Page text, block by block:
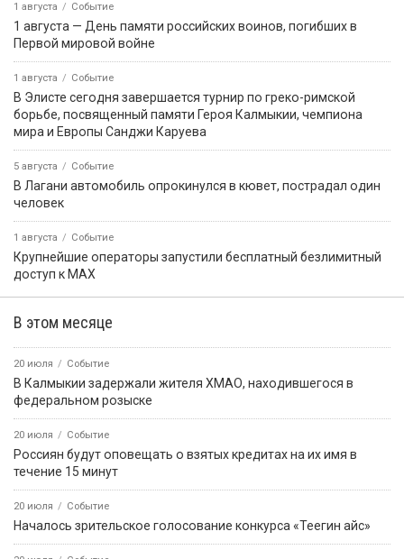
1 августа Событие
1 августа — День памяти российских воинов, погибших в
Первой мировой войне
1 августа Событие
В Элисте сегодня завершается турнир по греко-римской
борьбе, посвященный памяти Героя Калмыкии, чемпиона
мира и Европы Санджи Каруева
5 августа Событие
В Лагани автомобиль опрокинулся в кювет, пострадал один
человек
1 августа Событие
Крупнейшие операторы запустили бесплатный безлимитный
доступ к MAX
В этом месяце
20 июля Событие
В Калмыкии задержали жителя ХМАО, находившегося в
федеральном розыске
20 июля Событие
Россиян будут оповещать о взятых кредитах на их имя в
течение 15 минут
20 июля Событие
Началось зрительское голосование конкурса «Теегин айс»